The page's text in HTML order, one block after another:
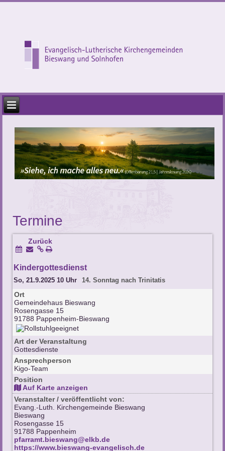
Termine
Zurück
Kindergottesdienst
So, 21.9.2025 10 Uhr 14. Sonntag nach Trinitatis
Ort
Gemeindehaus Bieswang
Rosengasse 15
91788 Pappenheim-Bieswang
Art der Veranstaltung
Gottesdienste
Ansprechperson
Kigo-Team
Position
Auf Karte anzeigen
Veranstalter / veröffentlicht von:
Evang.-Luth. Kirchengemeinde Bieswang
Bieswang
Rosengasse 15
91788 Pappenheim
pfarramt.bieswang@elkb.de
https://www.bieswang-evangelisch.de